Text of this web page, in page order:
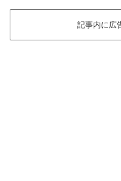
記事内に広